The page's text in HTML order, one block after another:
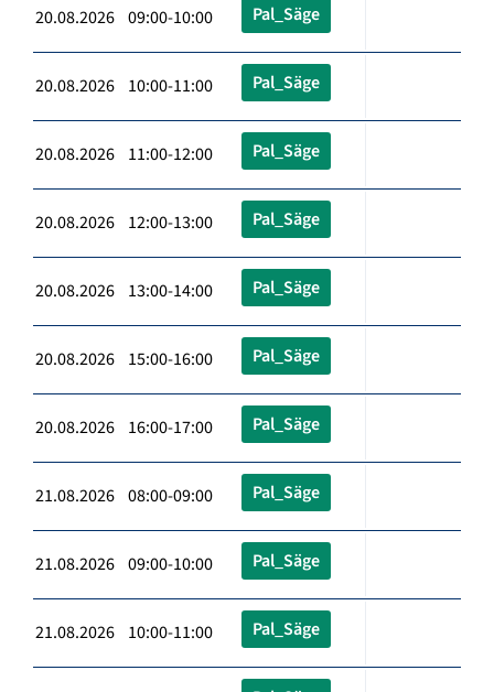
20.08.2026 09:00-10:00 Pal_Säge
20.08.2026 10:00-11:00 Pal_Säge
20.08.2026 11:00-12:00 Pal_Säge
20.08.2026 12:00-13:00 Pal_Säge
20.08.2026 13:00-14:00 Pal_Säge
20.08.2026 15:00-16:00 Pal_Säge
20.08.2026 16:00-17:00 Pal_Säge
21.08.2026 08:00-09:00 Pal_Säge
21.08.2026 09:00-10:00 Pal_Säge
21.08.2026 10:00-11:00 Pal_Säge